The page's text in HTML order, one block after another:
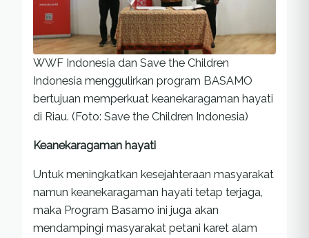
WWF Indonesia dan Save the Children
Indonesia menggulirkan program BASAMO
bertujuan memperkuat keanekaragaman hayati
di Riau. (Foto: Save the Children Indonesia)
Keanekaragaman hayati
Untuk meningkatkan kesejahteraan masyarakat
namun keanekaragaman hayati tetap terjaga,
maka Program Basamo ini juga akan
mendampingi masyarakat petani karet alam